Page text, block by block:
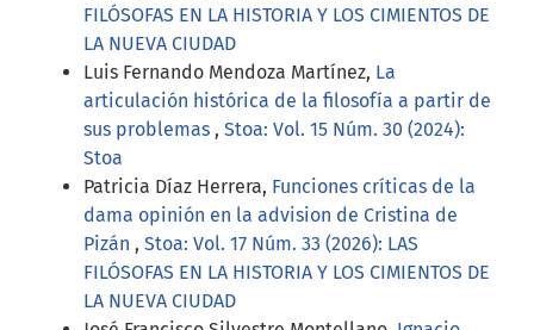
FILÓSOFAS EN LA HISTORIA Y LOS CIMIENTOS DE
LA NUEVA CIUDAD
Luis Fernando Mendoza Martínez, La
articulación histórica de la filosofía a partir de
sus problemas , Stoa: Vol. 15 Núm. 30 (2024):
Stoa
Patricia Díaz Herrera, Funciones críticas de la
dama opinión en la advision de Cristina de
Pizán , Stoa: Vol. 17 Núm. 33 (2026): LAS
FILÓSOFAS EN LA HISTORIA Y LOS CIMIENTOS DE
LA NUEVA CIUDAD